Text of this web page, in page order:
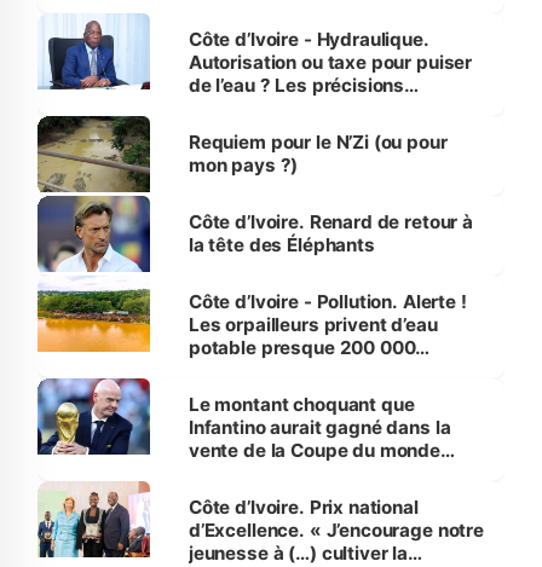
Côte d’Ivoire - Hydraulique.
Autorisation ou taxe pour puiser
de l’eau ? Les précisions
Requiem pour le N’Zi (ou pour
mon pays ?)
Côte d’Ivoire. Renard de retour à
la tête des Éléphants
Côte d’Ivoire - Pollution. Alerte !
Les orpailleurs privent d’eau
potable presque 200 000
Le montant choquant que
Infantino aurait gagné dans la
vente de la Coupe du monde
Côte d’Ivoire. Prix national
d’Excellence. « J’encourage notre
jeunesse à (…) cultiver la